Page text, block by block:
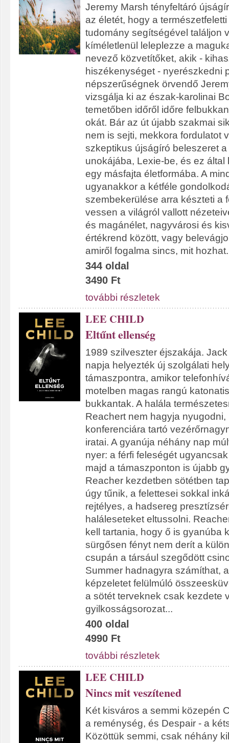
Jeremy Marsh tényfeltáró
az életét, hogy a
tudomány segítségével találjon
kíméletlenül leleplezze a
nevező közvetítőket, akik -
hiszékenységet - nyerészkedni
népszerűségnek örvendő
vizsgálja ki az észak-karolinai
temetőben időről időre
okát. Bár az út újabb szakmai
nem is sejti, mekkora fordulatot
szkeptikus újságíró beleszeret
unokájába, Lexie-be, és ez által
egy másfajta életformába. A
ugyanakkor a kétféle
szembekerülése arra készteti a
vessen a világról vallott
és magánélet, nagyvárosi és
értékrend között, vagy
amiről fogalma sincs, mit hozhat.
344 oldal
3490 Ft
további részletek
LEE CHILD
Eltűnt ellenség
1989 szilveszter éjszakája.
napja helyezték új szolgálati
támaszpontra, amikor
motelben magas rangú
bukkantak. A halála
Reachert nem hagyja
konferenciára tartó
iratai. A gyanúja néhány nap
nyer: a férfi feleségét
majd a támaszponton is újabb
Reacher kezdetben sötétben
úgy tűnik, a felettesei sokkal
rejtélyes, a hadsereg
haláleseteket eltussolni.
kell tartania, hogy ő is gyanúba
sürgősen fényt nem derít a
csupán a társául szegődött
Summer hadnagyra számíthat,
képzeletet felülmúló
a sötét terveknek csak kezdete
gyilkosságsorozat...
400 oldal
4990 Ft
további részletek
LEE CHILD
Nincs mit veszítened
Két kisváros a semmi közepén
a reménység, és Despair - a
Közöttük semmi, csak néhány